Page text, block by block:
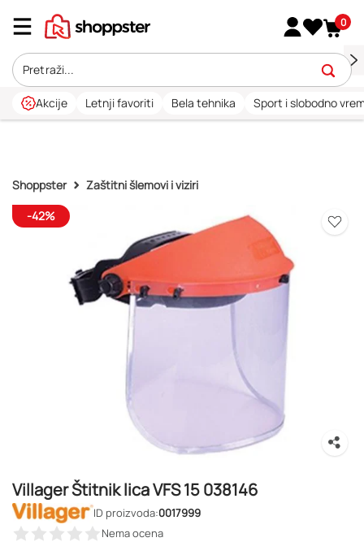
0
Akcije Letnji favoriti Bela tehnika Sport i slobodno
Shoppster
Zaštitni šlemovi i viziri
-42%
Villager Štitnik lica VFS 15 038146
ID proizvoda:0017999
Nema ocena